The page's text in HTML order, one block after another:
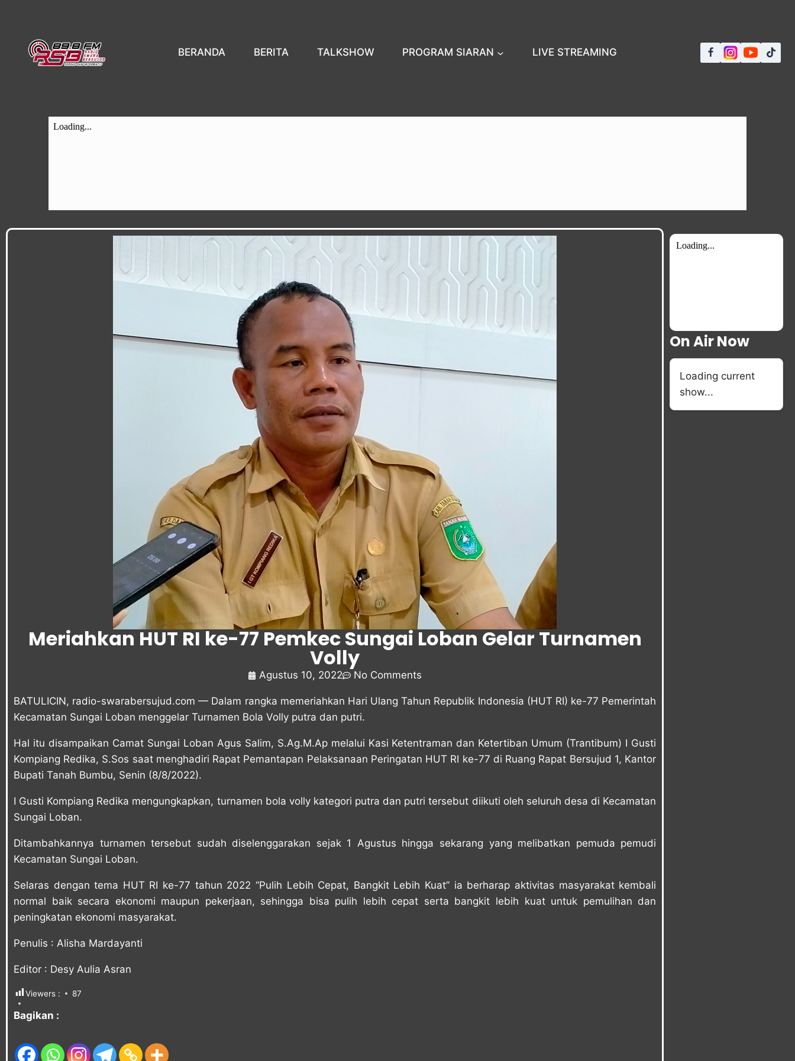
BERANDA BERITA TALKSHOW PROGRAM SIARAN LIVE STREAMING
Meriahkan HUT RI ke-77 Pemkec Sungai Loban Gelar Turnamen
Volly
Agustus 10, 2022 No Comments
BATULICIN, radio-swarabersujud.com — Dalam rangka memeriahkan Hari Ulang Tahun Republik Indonesia (HUT RI) ke-77 Pemerintah
Kecamatan Sungai Loban menggelar Turnamen Bola Volly putra dan putri.
Hal itu disampaikan Camat Sungai Loban Agus Salim, S.Ag.M.Ap melalui Kasi Ketentraman dan Ketertiban Umum (Trantibum) I Gusti
Kompiang Redika, S.Sos saat menghadiri Rapat Pemantapan Pelaksanaan Peringatan HUT RI ke-77 di Ruang Rapat Bersujud 1, Kantor
Bupati Tanah Bumbu, Senin (8/8/2022).
I Gusti Kompiang Redika mengungkapkan, turnamen bola volly kategori putra dan putri tersebut diikuti oleh seluruh desa di Kecamatan
Sungai Loban.
Ditambahkannya turnamen tersebut sudah diselenggarakan sejak 1 Agustus hingga sekarang yang melibatkan pemuda pemudi
Kecamatan Sungai Loban.
Selaras dengan tema HUT RI ke-77 tahun 2022 “Pulih Lebih Cepat, Bangkit Lebih Kuat” ia berharap aktivitas masyarakat kembali
normal baik secara ekonomi maupun pekerjaan, sehingga bisa pulih lebih cepat serta bangkit lebih kuat untuk pemulihan dan
peningkatan ekonomi masyarakat.
Penulis : Alisha Mardayanti
Editor : Desy Aulia Asran
Viewers : 87
Bagikan :
On Air Now
Loading current
show...